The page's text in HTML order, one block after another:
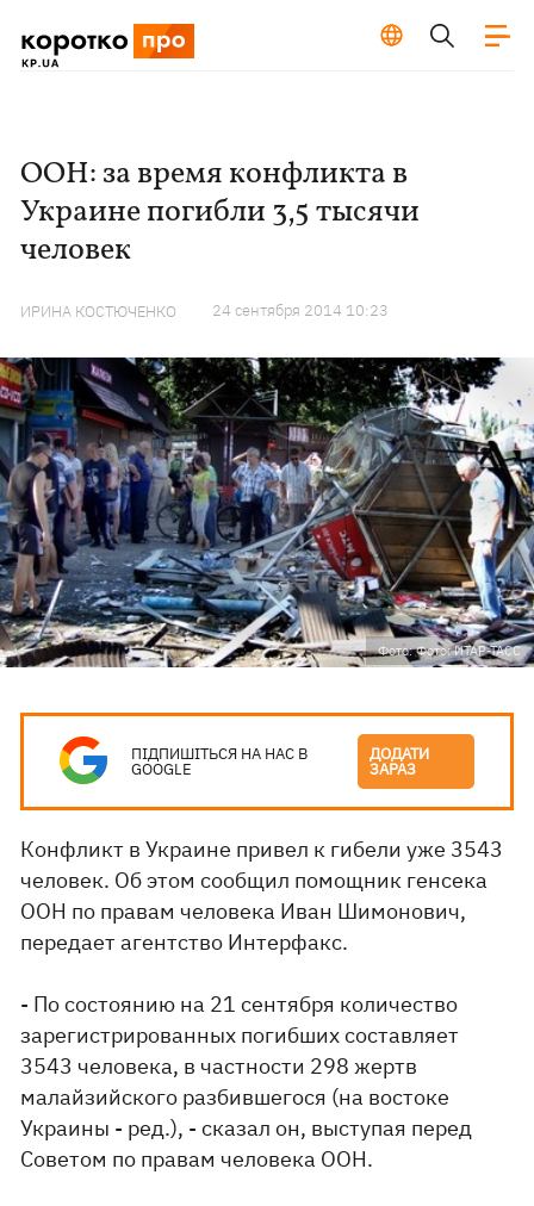
ООН: за время конфликта в
Украине погибли 3,5 тысячи
человек
ИРИНА КОСТЮЧЕНКО 24 сентября 2014 10:23
Фото: Фото: ИТАР-ТАСС
ПІДПИШІТЬСЯ НА НАС В
GOOGLE
ДОДАТИ
ЗАРАЗ
Конфликт в Украине привел к гибели уже 3543
человек. Об этом сообщил помощник генсека
ООН по правам человека Иван Шимонович,
передает агентство Интерфакс.
- По состоянию на 21 сентября количество
зарегистрированных погибших составляет
3543 человека, в частности 298 жертв
малайзийского разбившегося (на востоке
Украины - ред.), - cказал он, выступая перед
Советом по правам человека ООН.